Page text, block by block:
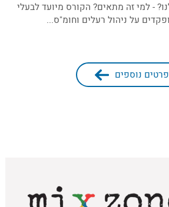
- למי זה מתאים? הקורס מיועד לבעלי
על ניהול רעלים וחומ"ס...
פרטים נוספים